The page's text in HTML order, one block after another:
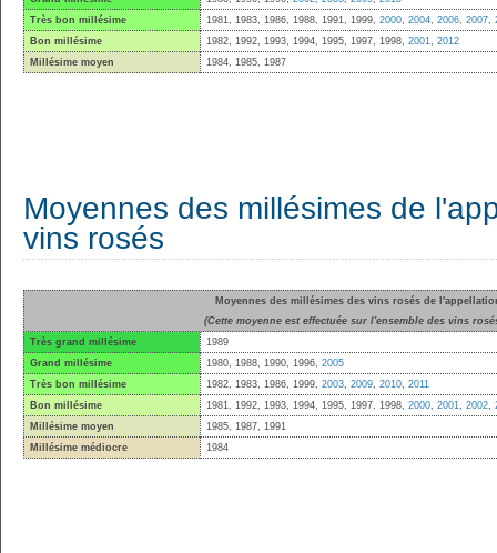
Très bon millésime
1981, 1983, 1986, 1988, 1991, 1999, 2000, 2004, 2006, 2007,
Bon millésime
1982, 1992, 1993, 1994, 1995, 1997, 1998, 2001, 2012
Millésime moyen
1984, 1985, 1987
Moyennes des millésimes de
vins rosés
Moyennes des millésimes des vins rosés de
(Cette moyenne est effectuée sur l'ensemble des vins
Très grand millésime
1989
Grand millésime
1980, 1988, 1990, 1996, 2005
Très bon millésime
1982, 1983, 1986, 1999, 2003, 2009, 2010, 2011
Bon millésime
1981, 1992, 1993, 1994, 1995, 1997, 1998, 2000, 2001, 2002,
Millésime moyen
1985, 1987, 1991
Millésime médiocre
1984